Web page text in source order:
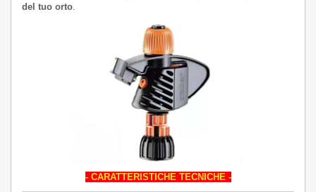
del tuo orto.
- CARATTERISTICHE TECNICHE -